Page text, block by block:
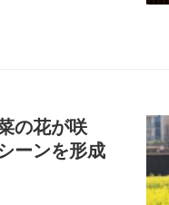
の花が咲
ーンを形成